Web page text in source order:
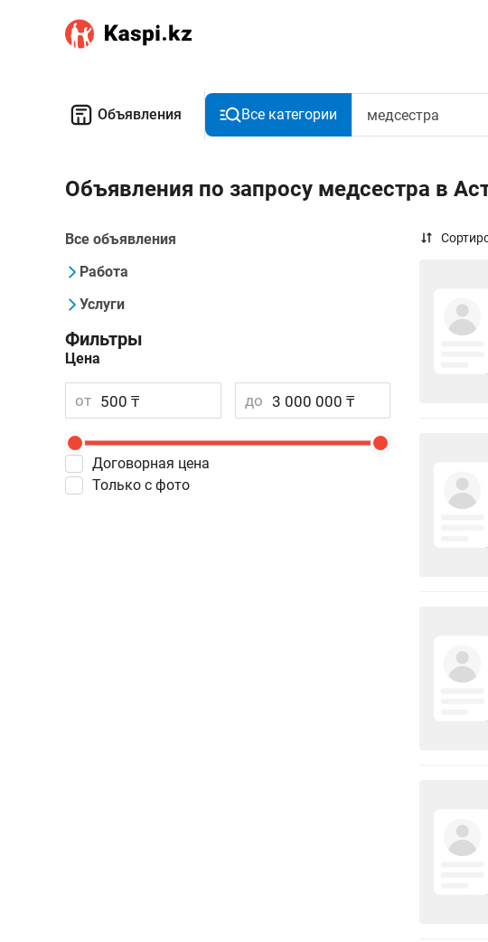
Объявления Все категории
Объявления по запросу медсестра в
Все объявления
Работа
Услуги
Фильтры
Цена
от до
Договорная цена
Только с фото